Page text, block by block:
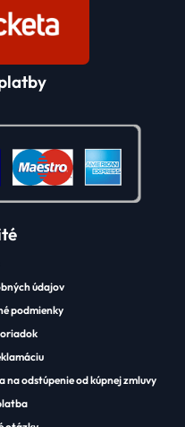
údajov
podmienky
odstúpenie od kúpnej zmluvy